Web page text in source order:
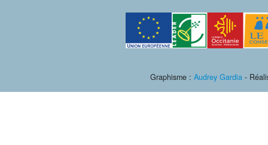
Graphisme : Audrey Gardia -